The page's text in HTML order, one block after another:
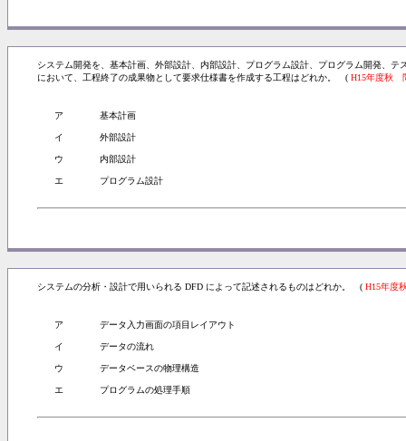
システム開発を、基本計画、外部設計、内部設計、プログラム設計、プログラム開発、
において、工程終了の成果物として要求仕様書を作成する工程はどれか。 ( H15年度秋
ア 基本計画
イ 外部設計
ウ 内部設計
エ プログラム設計
システムの分析・設計で用いられる DFD によって記述されるものはどれか。 ( H15年度
ア データ入力画面の項目レイアウト
イ データの流れ
ウ データベースの物理構造
エ プログラムの処理手順